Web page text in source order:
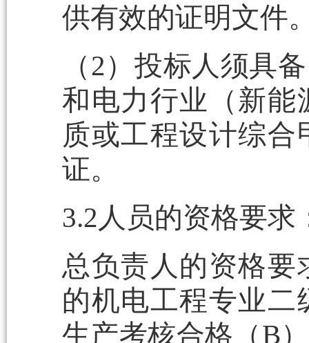
供有效的证明文件
（2）投标人须具
和电力行业（新能
质或工程设计综
证。
3.2人员的资格要求
总负责人的资格要
的机电工程专业
生产考核合格（B